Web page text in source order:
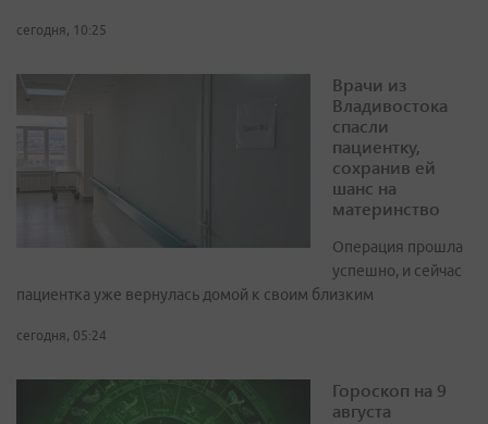
сегодня, 10:25
Врачи из
Владивостока
спасли
пациентку,
сохранив ей
шанс на
материнство
Операция прошла
успешно, и сейчас
пациентка уже вернулась домой к своим близким
сегодня, 05:24
Гороскоп на 9
августа